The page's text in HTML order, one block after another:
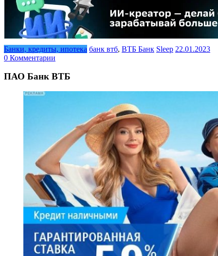
Банки, кредиты, ипотека банк втб, ВТБ Банк Sleep 22.01.2023
0 Комментарии
ПАО Банк ВТБ